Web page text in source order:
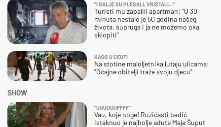
"I DALJE SU PLESALI, VRIŠTALI..."
Turisti mu zapalili apartman: "U 30
minuta nestalo je 50 godina našeg
života, supruga i ja ne možemo oka
sklopiti"
KAOS U CEUTI
Na stotine maloljetnika lutaju ulicama:
"Očajne obitelji traže svoju djecu"
SHOW
"UUUUUUFFFF"
Vau, koje noge! Ružičasti badić
istaknuo je najbolje adute Maje Šuput